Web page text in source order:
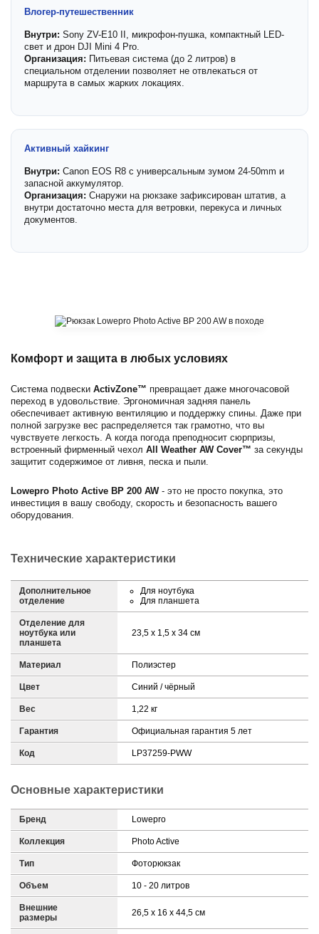
Влогер-путешественник
Внутри: Sony ZV-E10 II, микрофон-пушка, компактный LED-
свет и дрон DJI Mini 4 Pro.
Организация: Питьевая система (до 2 литров) в
специальном отделении позволяет не отвлекаться от
маршрута в самых жарких локациях.
Активный хайкинг
Внутри: Canon EOS R8 с универсальным зумом 24-50mm и
запасной аккумулятор.
Организация: Снаружи на рюкзаке зафиксирован штатив, а
внутри достаточно места для ветровки, перекуса и личных
документов.
Комфорт и защита в любых условиях
Система подвески ActivZone™ превращает даже многочасовой
переход в удовольствие. Эргономичная задняя панель
обеспечивает активную вентиляцию и поддержку спины. Даже при
полной загрузке вес распределяется так грамотно, что вы
чувствуете легкость. А когда погода преподносит сюрпризы,
встроенный фирменный чехол All Weather AW Cover™ за секунды
защитит содержимое от ливня, песка и пыли.
Lowepro Photo Active BP 200 AW- это не просто покупка, это
инвестиция в вашу свободу, скорость и безопасность вашего
оборудования.
Технические характеристики
Дополнительное
отделение
Для ноутбука
Для планшета
Отделение для
ноутбука или
планшета
23,5 х 1,5 х 34 см
Материал Полиэстер
Цвет Синий / чёрный
Вес 1,22 кг
Гарантия Официальная гарантия 5 лет
Код LP37259-PWW
Основные характеристики
Бренд Lowepro
Коллекция Photo Active
Тип Фоторюкзак
Объем 10 - 20 литров
Внешние
размеры
26,5 х 16 х 44,5 см